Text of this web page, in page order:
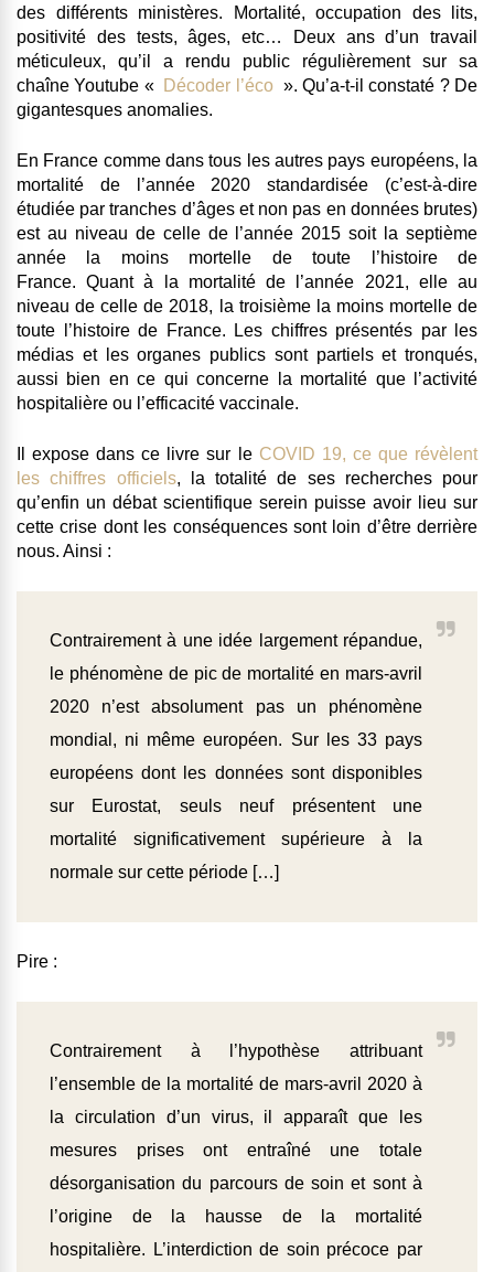
des différents ministères. Mortalité, occupation des lits,
positivité des tests, âges, etc… Deux ans d’un travail
méticuleux, qu’il a rendu public régulièrement sur sa
chaîne Youtube «
Décoder l’éco». Qu’a-t-il constaté ? De
gigantesques anomalies.
En France comme dans tous les autres pays européens, la
mortalité de l’année 2020 standardisée (c’est-à-dire
étudiée par tranches d’âges et non pas en données brutes)
est au niveau de celle de l’année 2015 soit la septième
année la moins mortelle de toute l’histoire de
France. Quant à la mortalité de l’année 2021, elle au
niveau de celle de 2018, la troisième la moins mortelle de
toute l’histoire de France. Les chiffres présentés par les
médias et les organes publics sont partiels et tronqués,
aussi bien en ce qui concerne la mortalité que l’activité
hospitalière ou l’efficacité vaccinale.
Il expose dans ce livre sur le COVID 19, ce que révèlent
les chiffres officiels, la totalité de ses recherches pour
qu’enfin un débat scientifique serein puisse avoir lieu sur
cette crise dont les conséquences sont loin d’être derrière
nous. Ainsi :
Contrairement à une idée largement répandue,
le phénomène de pic de mortalité en mars-avril
2020 n’est absolument pas un phénomène
mondial, ni même européen. Sur les 33 pays
européens dont les données sont disponibles
sur Eurostat, seuls neuf présentent une
mortalité significativement supérieure à la
normale sur cette période […]
Pire :
Contrairement à l’hypothèse attribuant
l’ensemble de la mortalité de mars-avril 2020 à
la circulation d’un virus, il apparaît que les
mesures prises ont entraîné une totale
désorganisation du parcours de soin et sont à
l’origine de la hausse de la mortalité
hospitalière. L’interdiction de soin précoce par